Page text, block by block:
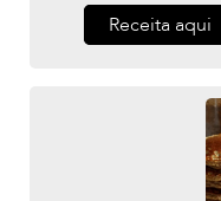
Receita aqui